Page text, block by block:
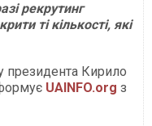
рекрутинг
ті кількості, які
президента Кирило
UAINFO.org з